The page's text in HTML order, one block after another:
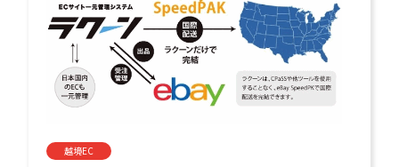
越境EC